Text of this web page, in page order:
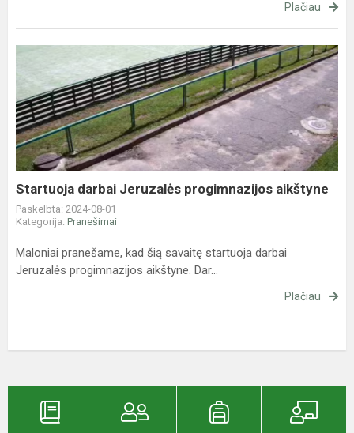
Plačiau
darbai
Jeruzalės
progimnazijos
aikštyne
Startuoja darbai Jeruzalės progimnazijos aikštyne
Paskelbta: 2024-08-01
Kategorija: Pranešimai
Maloniai pranešame, kad šią savaitę startuoja darbai
Jeruzalės progimnazijos aikštyne. Dar...
Plačiau